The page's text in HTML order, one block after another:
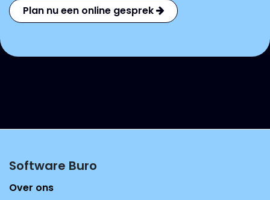
Plan nu een online gesprek
Software Buro​
Over ons